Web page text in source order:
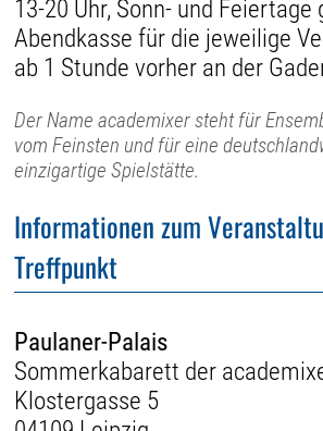
13-20 Uhr, Sonn- und Feiertage
Abendkasse für die jeweilige
ab 1 Stunde vorher an der
Der Name academixer steht für
vom Feinsten und für eine
einzigartige Spielstätte.
Informationen zum
Treffpunkt
Paulaner-Palais
Sommerkabarett der
Klostergasse 5